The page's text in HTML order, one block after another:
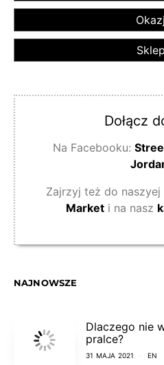
Dołącz
Na Facebooku:
Zajrzyj też do naszyej
Market i na nasz
NAJNOWSZE
Dlaczego nie
pralce?
31 MAJA 2021 EN